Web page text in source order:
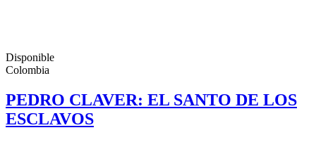
Disponible
Colombia
PEDRO CLAVER: EL SANTO DE LOS
ESCLAVOS